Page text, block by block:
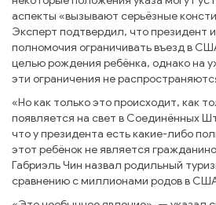
аспекты «вызывают серьёзные
Эксперт подтвердил, что президент
полномочия ограничивать въезд в
целью рождения ребёнка, однако на
эти ограничения не
«Но как только это происходит, как
появляется на свет в Соединённых
что у президента есть какие-либо
этот ребёнок не является
Габриэль Чин назвал родильный
сравнению с миллионами родов в